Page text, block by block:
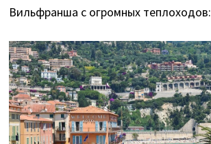
Вильфранша с огромных теплоходов: